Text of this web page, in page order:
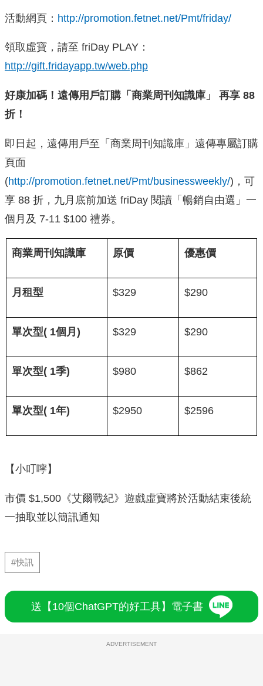
活動網頁： http://promotion.fetnet.net/Pmt/friday/
領取虛寶，請至 friDay PLAY：
http://gift.fridayapp.tw/web.php
好康加碼！遠傳用戶訂購「商業周刊知識庫」 再享 88
折！
即日起，遠傳用戶至「商業周刊知識庫」遠傳專屬訂購
頁面
(http://promotion.fetnet.net/Pmt/businessweekly/)，可
享 88 折，九月底前加送 friDay 閱讀「暢銷自由選」一
個月及 7-11 $100 禮券。
商業周刊知識庫 原價 優惠價
月租型 $329 $290
單次型( 1個月) $329 $290
單次型( 1季) $980 $862
單次型( 1年) $2950 $2596
【小叮嚀】
市價 $1,500《艾爾戰紀》遊戲虛寶將於活動結束後統
一抽取並以簡訊通知
#快訊
送【10個ChatGPT的好工具】電子書
ADVERTISEMENT